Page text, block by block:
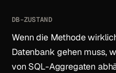
DB-ZUSTAND
Wenn die Methode
Datenbank gehen muss,
von SQL-Aggregaten